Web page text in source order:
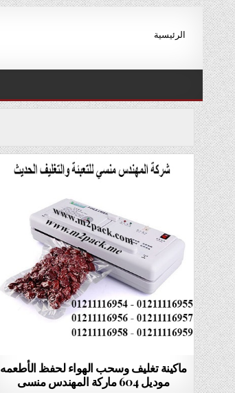
Skip
to
content
الرئيسية
ماكينة تغليف وسحب الهواء لحفظ الأطعمه
موديل 604 ماركة المهندس منسى